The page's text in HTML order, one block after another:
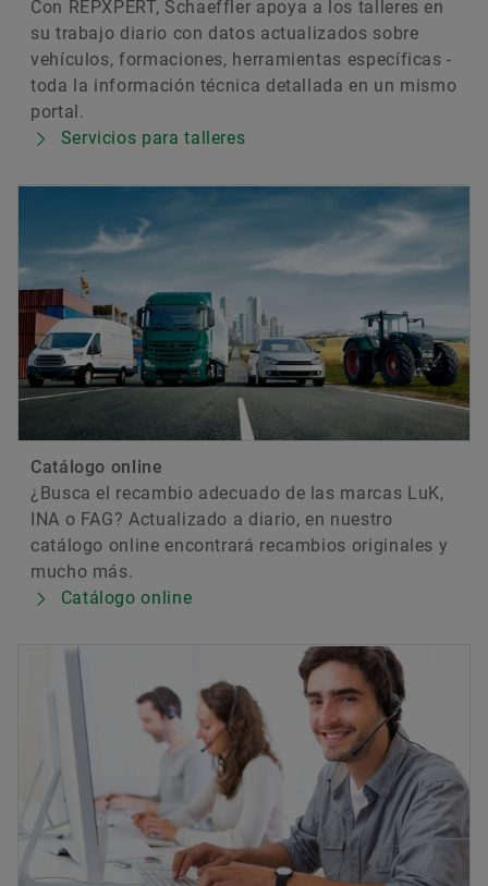
Con REPXPERT, Schaeffler apoya a los talleres en
su trabajo diario con datos actualizados sobre
vehículos, formaciones, herramientas específicas -
toda la información técnica detallada en un mismo
portal.
Servicios para talleres
Catálogo online
¿Busca el recambio adecuado de las marcas LuK,
INA o FAG? Actualizado a diario, en nuestro
catálogo online encontrará recambios originales y
mucho más.
Catálogo online